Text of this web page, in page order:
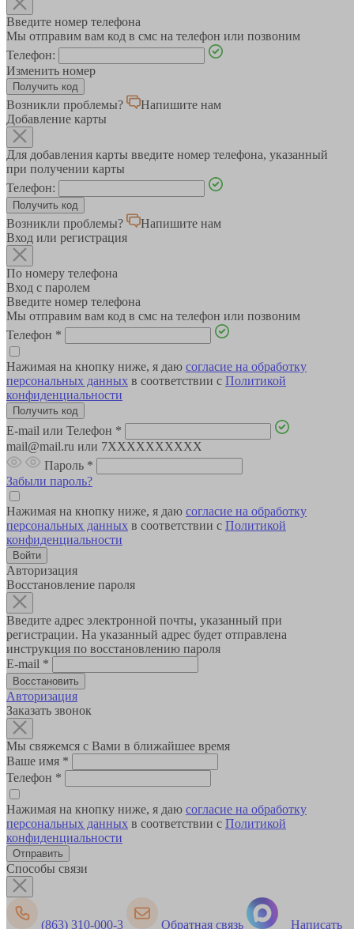
Введите номер телефона
Мы отправим вам код в смс на телефон или позвоним
Телефон:
Изменить номер
Возникли проблемы?
Напишите нам
Добавление карты
Для добавления карты введите номер телефона, указанный
при получении карты
Телефон:
Возникли проблемы?
Напишите нам
Вход или регистрация
По номеру телефона
Вход с паролем
Введите номер телефона
Мы отправим вам код в смс на телефон или позвоним
Телефон *
Нажимая на кнопку ниже, я даю согласие на обработку
персональных данных в соответствии с Политикой
конфиденциальности
E-mail или Телефон *
mail@mail.ru или 7XXXXXXXXXX
Пароль *
Забыли пароль?
Нажимая на кнопку ниже, я даю согласие на обработку
персональных данных в соответствии с Политикой
конфиденциальности
Авторизация
Восстановление пароля
Введите адрес электронной почты, указанный при
регистрации. На указанный адрес будет отправлена
инструкция по восстановлению пароля
E-mail *
Авторизация
Заказать звонок
Мы свяжемся с Вами в ближайшее время
Ваше имя *
Телефон *
Нажимая на кнопку ниже, я даю согласие на обработку
персональных данных в соответствии с Политикой
конфиденциальности
Способы связи
(863) 310-000-3 Обратная связь Написать